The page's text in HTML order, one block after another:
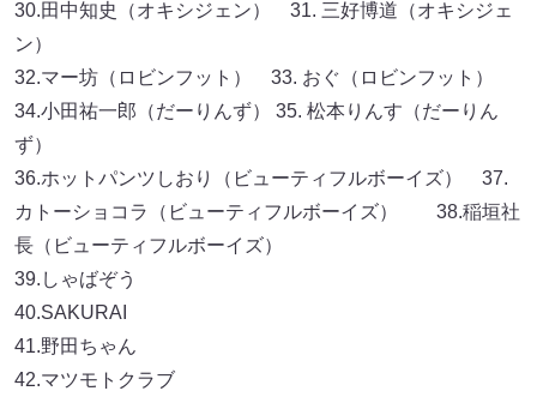
30.田中知史（オキシジェン） 31. 三好博道（オキシジェ
ン）
32.マー坊（ロビンフット） 33. おぐ（ロビンフット）
34.小田祐一郎（だーりんず） 35. 松本りんす（だーりん
ず）
36.ホットパンツしおり（ビューティフルボーイズ） 37.
カトーショコラ（ビューティフルボーイズ） 38.稲垣社
長（ビューティフルボーイズ）
39.しゃばぞう
40.SAKURAI
41.野田ちゃん
42.マツモトクラブ